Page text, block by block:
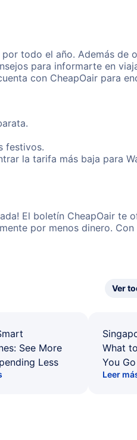
todo el año. Además de
para informarte en
con CheapOair para
festivos.
la tarifa más baja para
El boletín CheapOair te
por menos dinero. Con
Ver
See More
Less
What
You Go
Leer